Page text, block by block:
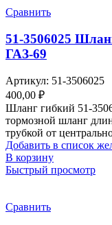
Сравнить
51-3506025
ГАЗ-69
Артикул: 51-3506025
400,00 ₽
Шланг гибкий 51-
тормозной шланг
трубкой от
Добавить в список
В корзину
Быстрый просмотр
Сравнить